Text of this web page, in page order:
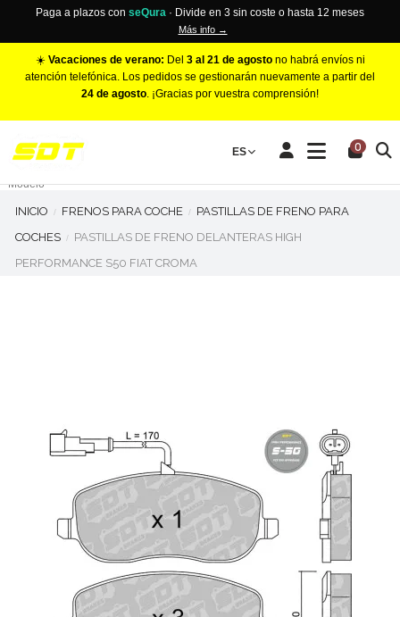
Paga a plazos con seQura · Divide en 3 sin coste o hasta 12 meses
Más info →
☀️ Vacaciones de verano: Del 3 al 21 de agostono habrá envíos ni
atención telefónica. Los pedidos se gestionarán nuevamente a partir del
24 de agosto. ¡Gracias por vuestra comprensión!
ES 0
Make
Modelo
INICIO FRENOS PARA COCHE
PASTILLAS DE FRENO PARA
COCHES
PASTILLAS DE FRENO DELANTERAS HIGH
PERFORMANCE S50 FIAT CROMA